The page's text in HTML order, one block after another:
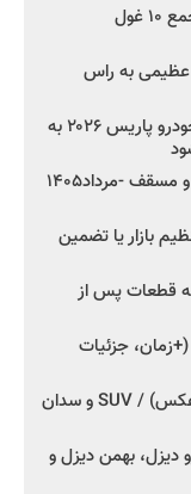
۳ خودروساز چینی برای نخستین بار وارد جمع ۱۰ غول
عظیمی به راس
چینی‌ها به قلب اروپا رسیدند؛ نمایشگاه خودرو پاریس ۲۰۲۶ به
شروع فروش اقساطی زامیاد EX کمپرسی و مسقف -مرداد۱۴۰۵
۷۵ هزار خودرو در سال ۱۴۰۵؛ تنظیم بازار یا تضمین
قطعات پس از
شروع فروش کوییک S سایپا -مرداد ۱۴۰۵ (+زمان، جزئیات
کرمان موتور به دنبال ۲ محصول جدید (+عکس) / SUV و سدان
بهمن دیزل و